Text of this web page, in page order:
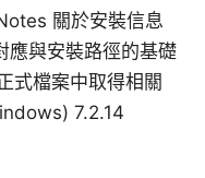
關於安裝信息
應與安裝路徑的基礎
式檔案中取得相關
7.2.14